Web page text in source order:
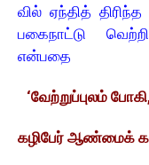
வில் ஏந்தித்
பகைநாட்டு
என்பதை
‘வேற்றுப்புலம்
கழிபேர் ஆண்மைக்